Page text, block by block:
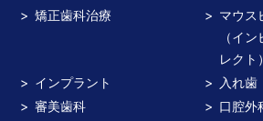
矯正歯科治療
マウス
（イ
レクト）
インプラント
入れ歯
審美歯科
口腔外